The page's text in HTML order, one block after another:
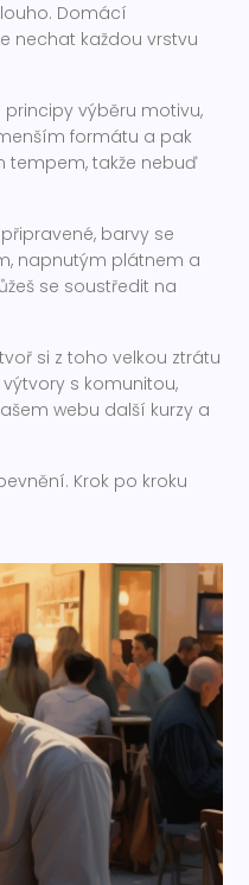
Domácí
nechat každou vrstvu
principy výběru motivu,
formátu a pak
tempem, takže nebuď
barvy se
napnutým plátnem a
se soustředit na
si z toho velkou ztrátu
s komunitou,
webu další kurzy a
Krok po kroku